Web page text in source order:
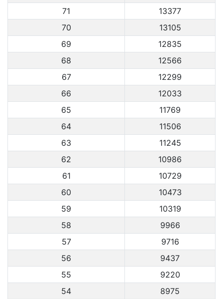
71
13377
70
13105
69
12835
68
12566
67
12299
66
12033
65
11769
64
11506
63
11245
62
10986
61
10729
60
10473
59
10319
58
9966
57
9716
56
9437
55
9220
54
8975